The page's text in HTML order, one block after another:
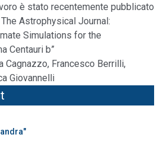
è stato recentemente pubblicato
Astrophysical Journal:
Simulations for the
Centauri b”
Cagnazzo, Francesco Berrilli,
Giovannelli